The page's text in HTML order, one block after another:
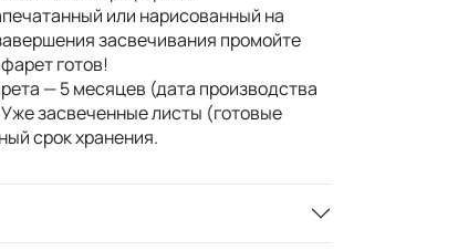
или нарисованный на
засвечивания промойте
готов!
— 5 месяцев (дата производства
засвеченные листы (готовые
срок хранения.